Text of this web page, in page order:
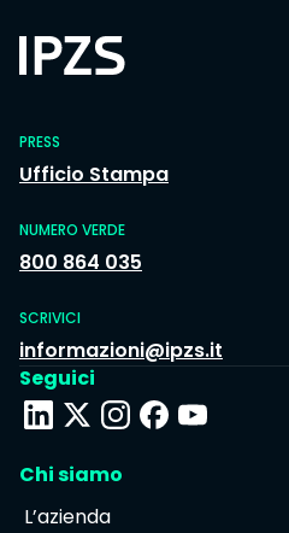
PRESS
Ufficio Stampa
NUMERO VERDE
800 864 035
SCRIVICI
informazioni@ipzs.it
Seguici
Chi siamo
L’azienda